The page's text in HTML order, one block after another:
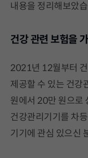
내용을 정리해보았
건강 관련 보험을
2021년 12월부터
제공할 수 있는 건강
원에서 20만 원으로
건강관리기기를 차
기기에 관심 있으신